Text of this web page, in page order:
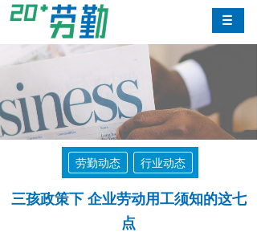
劳勤动态 行业动态
三孩政策下 企业劳动用工须知的这七
点